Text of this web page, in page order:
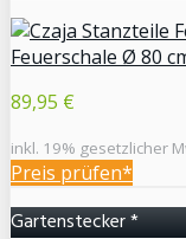
Feuerschale Ø 80
89,95 €
inkl. 19% gesetzlicher
Preis prüfen*
Gartenstecker *